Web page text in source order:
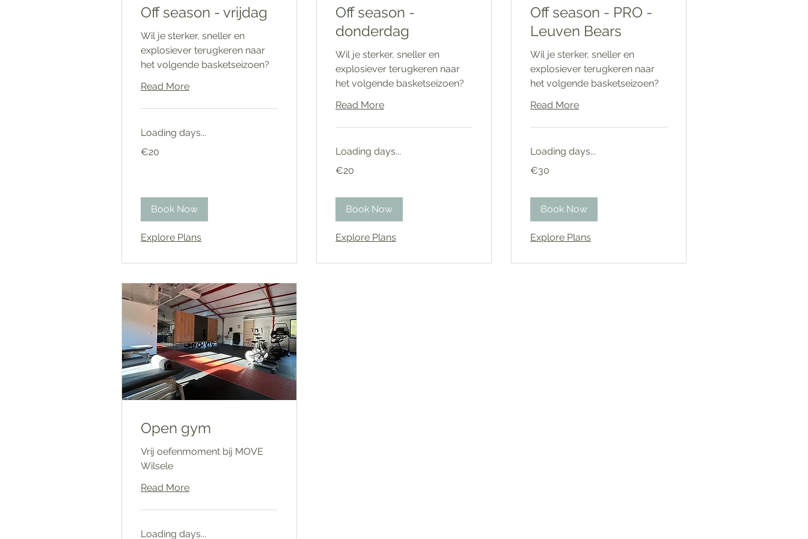
Off season - vrijdag
Wil je sterker, sneller en
explosiever terugkeren naar
het volgende basketseizoen?
Read More
Loading days...
euros
€20
Book Now
Explore Plans
Off season -
donderdag
Wil je sterker, sneller en
explosiever terugkeren naar
het volgende basketseizoen?
Read More
Loading days...
euros
€20
Book Now
Explore Plans
Off season - PRO -
Leuven Bears
Wil je sterker, sneller en
explosiever terugkeren naar
het volgende basketseizoen?
Read More
Loading days...
euros
€30
Book Now
Explore Plans
Open gym
Vrij oefenmoment bij MOVE
Wilsele
Read More
Loading days...